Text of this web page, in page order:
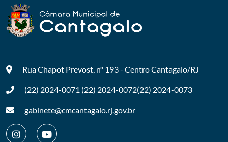
Rua Chapot Prevost, nº 193 - CentroCantagalo/RJ
(22) 2024-0071 (22) 2024-0072(22) 2024-0073
gabinete@cmcantagalo.rj.gov.br